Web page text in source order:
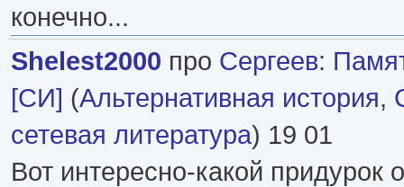
конечно...
Shelest2000 про Сергеев:
[СИ] (Альтернативная история,
сетевая литература) 19 01
Вот интересно-какой